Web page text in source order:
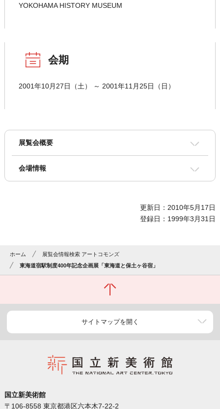
YOKOHAMA HISTORY MUSEUM
会期
2001年10月27日（土） ～ 2001年11月25日（日）
展覧会概要
会場情報
更新日：2010年5月17日
登録日：1999年3月31日
ホーム
展覧会情報検索 アートコモンズ
東海道宿駅制度400年記念企画展「東海道と保土ヶ谷宿」
サイトマップを開く
国立新美術館
〒106-8558 東京都港区六本木7-22-2